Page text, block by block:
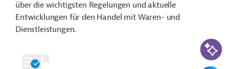
über die wichtigsten Regelungen und aktuelle
Entwicklungen für den Handel mit Waren- und
Dienstleistungen.
KI-